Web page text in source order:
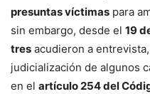
presuntas víctimas para
sin embargo, desde el 19
tres acudieron a
judicialización de algunos
en el artículo 254 del